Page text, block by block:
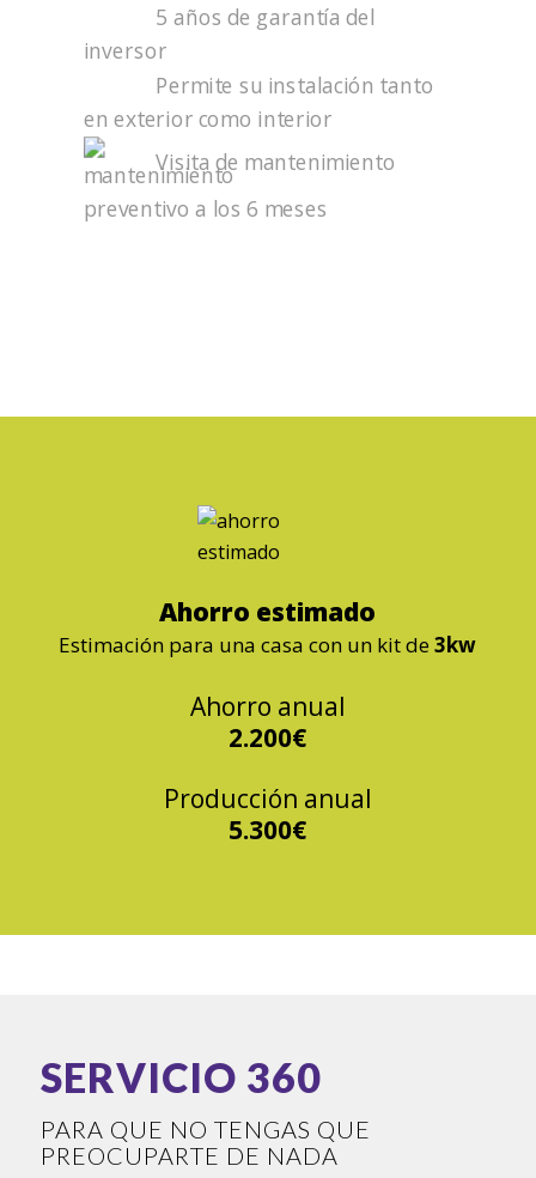
5 años de garantía del
inversor
Permite su instalación tanto
en exterior como interior
Visita de mantenimiento
preventivo a los 6 meses
Ahorro estimado
Estimación para una casa con un kit de3kw
Ahorro anual
2.200€
Producción anual
5.300€
SERVICIO 360
PARA QUE NO TENGAS QUE
PREOCUPARTE DE NADA